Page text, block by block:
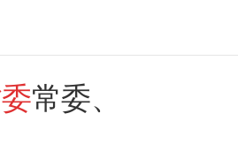
常委、